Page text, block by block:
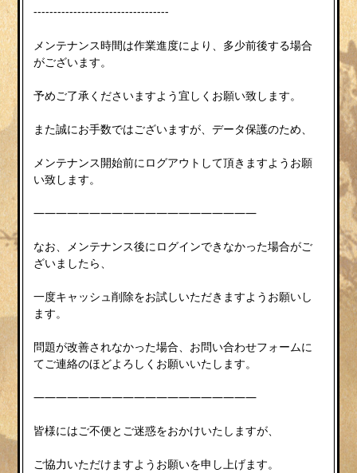
----------------------------------
メンテナンス時間は作業進度により、多少前後する場合
がございます。
予めご了承くださいますよう宜しくお願い致します。
また誠にお手数ではございますが、データ保護のため、
メンテナンス開始前にログアウトして頂きますようお願
い致します。
————————————————————
なお、メンテナンス後にログインできなかった場合がご
ざいましたら、
一度キャッシュ削除をお試しいただきますようお願いし
ます。
問題が改善されなかった場合、お問い合わせフォームに
てご連絡のほどよろしくお願いいたします。
————————————————————
皆様にはご不便とご迷惑をおかけいたしますが、
ご協力いただけますようお願いを申し上げます。